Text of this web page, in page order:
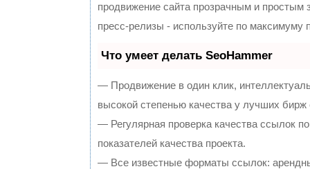
продвижение сайта прозрачным и
пресс-релизы - используйте по
Что умеет делать SeoHammer
— Продвижение в один клик,
высокой степенью качества у лучших бирж
— Регулярная проверка качества ссылок
показателей качества проекта.
— Все известные форматы ссылок: